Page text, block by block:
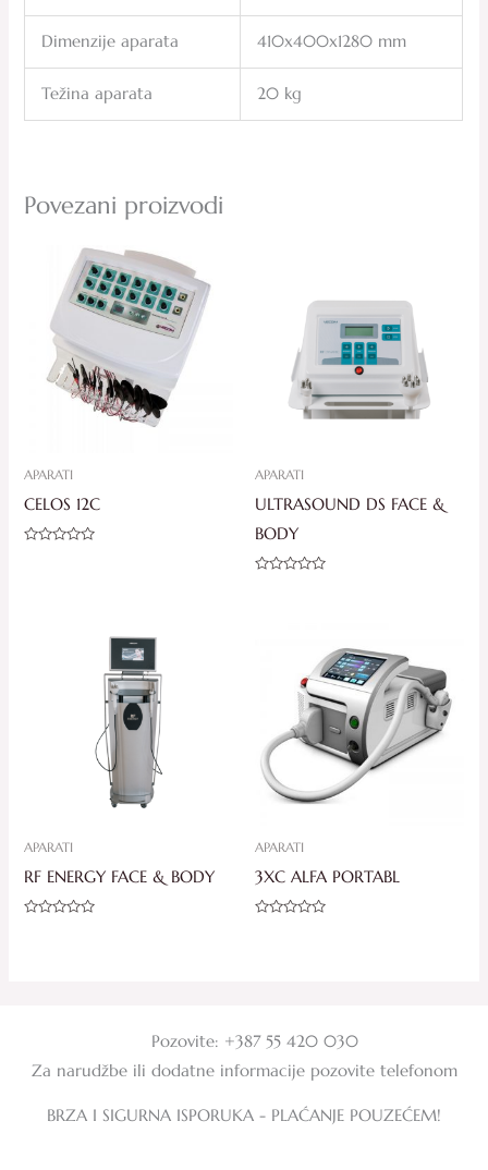
Dimenzije aparata 410x400x1280 mm
Težina aparata 20 kg
Povezani proizvodi
APARATI
CELOS 12C
APARATI
ULTRASOUND DS FACE &
BODY
APARATI
RF ENERGY FACE & BODY
APARATI
3XC ALFA PORTABL
Pozovite: +387 55 420 030
Za narudžbe ili dodatne informacije pozovite telefonom
BRZA I SIGURNA ISPORUKA - PLAĆANJE POUZEĆEM!